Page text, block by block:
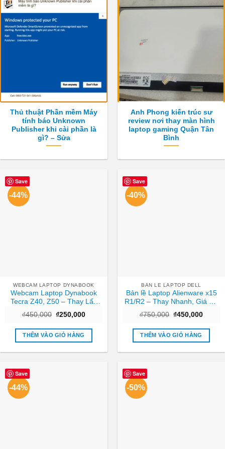
Thủ thuật Phần mềm Máy
tính báo Unknown
Publisher khi cài phần là
gì? – Sửa
Anh Phong kiến trúc sư
review nơi thay màn hình
laptop gaming Quận Tân
Bình
Save
-44%
WEBCAM LAPTOP DYNABOOK
Webcam Laptop Dynabook
Tecra Z40, Z50 – Thay Lấy
Liền Tại TPHCM Giá Tốt
₫450,000 Giá
là:
₫450,000.
₫250,000Giá
tại
₫250,000.
THÊM VÀO GIỎ HÀNG
Save
-40%
BAN LE LAPTOP DELL
Bản lề Laptop Alienware x15
R1/R2 – Thay Nhanh, Giá Rẻ
Tại TPHCM
₫750,000 Giá
là:
₫750,000.
₫450,000Giá
tại
THÊM VÀO GIỎ HÀNG
Save
-44%
Save
-50%